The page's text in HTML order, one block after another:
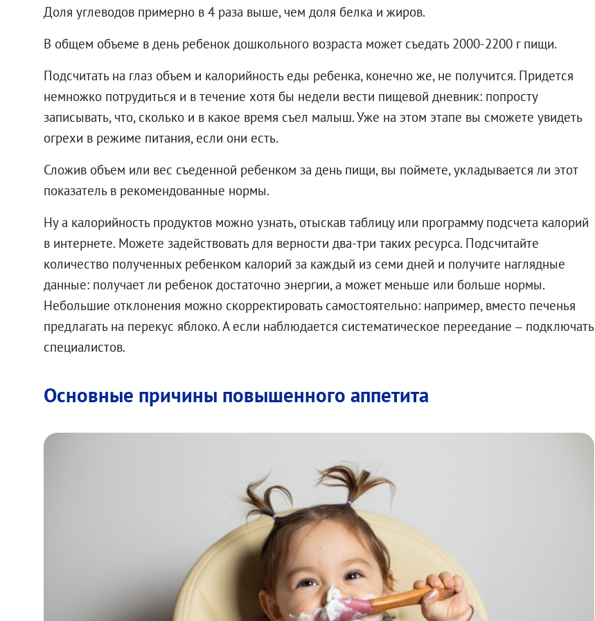
Доля углеводов примерно в 4 раза выше, чем доля белка и жиров.
В общем объеме в день ребенок дошкольного возраста может съедать 2000-2200 г пищи.
Подсчитать на глаз объем и калорийность еды ребенка, конечно же, не получится. Придется
немножко потрудиться и в течение хотя бы недели вести пищевой дневник: попросту
записывать, что, сколько и в какое время съел малыш. Уже на этом этапе вы сможете увидеть
огрехи в режиме питания, если они есть.
Сложив объем или вес съеденной ребенком за день пищи, вы поймете, укладывается ли этот
показатель в рекомендованные нормы.
Ну а калорийность продуктов можно узнать, отыскав таблицу или программу подсчета калорий
в интернете. Можете задействовать для верности два-три таких ресурса. Подсчитайте
количество полученных ребенком калорий за каждый из семи дней и получите наглядные
данные: получает ли ребенок достаточно энергии, а может меньше или больше нормы.
Небольшие отклонения можно скорректировать самостоятельно: например, вместо печенья
предлагать на перекус яблоко. А если наблюдается систематическое переедание – подключать
специалистов.
Основные причины повышенного аппетита